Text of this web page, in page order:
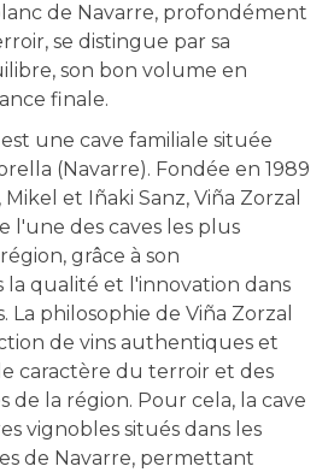
de Navarre, profondément
se distingue par sa
son bon volume en
finale.
est une cave familiale située
(Navarre). Fondée en 1989
et Iñaki Sanz, Viña Zorzal
l'une des caves les plus
grâce à son
qualité et l'innovation dans
La philosophie de Viña Zorzal
de vins authentiques et
caractère du terroir et des
de la région. Pour cela, la cave
vignobles situés dans les
de Navarre, permettant